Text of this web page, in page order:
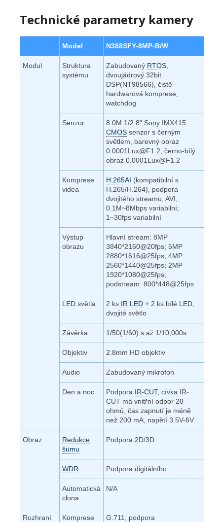
Technické parametry kamery
Model N388SFY-8MP-B/W
Modul
Struktura
systému
Zabudovaný RTOS
dvoujádrový 32bit
DSP(NT98566), čistě
hardwarová komprese,
watchdog
Senzor
8.0M 1/2.8" Sony IMX415
CMOS senzor s černým
světlem, barevný obraz
0.0001Lux@F1.2, černo-bílý
obraz 0.0001Lux@F1.2
Komprese
videa
H.265AI (kompatibilní s
H.265/H.264), podpora
dvojitého streamu, AVI;
0.1M~8Mbps variabilní;
1~30fps variabilní
Výstup
obrazu
Hlavní stream: 8MP
3840*2160@20fps; 5MP
2880*1616@25fps; 4MP
2560*1440@25fps; 2MP
1920*1080@25fps;
podstream: 800*448@25fps
LED světla 2 ks IR LED + 2 ks bílé LED,
dvojité světlo
Závěrka 1/50(1/60) s až 1/10,000s
Objektiv 2.8mm HD objektiv
Audio Zabudovaný mikrofon
Den a noc Podpora IR-CUT, cívka IR-
CUT má vnitřní odpor 20
ohmů, čas zapnutí je méně
než 200 mA, napětí 3.5V-6V
Obraz
Redukce
šumu
Podpora 2D/3D
WDR Podpora digitálního
Automatická
clona
N/A
Rozhraní
Komprese
G.711, podpora